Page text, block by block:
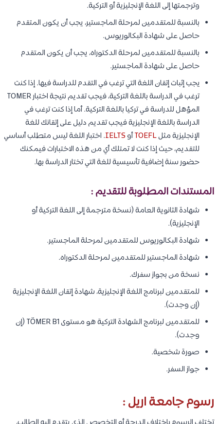
وترجمتها إلى اللغة الإنجليزية أو التركية.
بالنسبة للمتقدمين لمرحلة الماجستير، يجب أن يكون المتقدم
حاصل على شهادة البكالوريوس.
بالنسبة للمتقدمين لمرحلة الدكتوراه، يجب أن يكون المتقدم
حاصل على شهادة الماجستير.
يجب إثبات إتقان اللغة التي ترغب في التقدم للدراسة فيها. إذا كنت
ترغب في الدراسة باللغة التركية، فيجب تقديم نتيجة اختبار TOMER
المؤهل للدراسة في تركيا باللغة التركية. أما إذا كنت ترغب في
الدراسة باللغة الإنجليزية فيجب تقديم دليل على إتقانك للغة
الإنجليزية مثلTOEFLأوIELTS. اختبار اللغة ليس متطلب أساسي
للتقديم، حيث إذا كنت لا تمتلك أي من هذه الاختبارات فيمكنك
حضور سنة إضافية تأسيسية للغة التي تختار الدراسة بها.
المستندات المطلوبة للتقديم :
شهادة الثانوية العامة (نسخة مترجمة إلى اللغة التركية أو
الإنجليزية).
شهادة البكالوريوس للمتقدمين لمرحلة الماجستير.
شهادة الماجستير للمتقدمين لمرحلة الدكتوراه.
نسخة من بجواز سفرك.
للمتقدمين لبرنامج اللغة الإنجليزية، شهادة إتقان اللغة الإنجليزية
(إن وجدت).
للمتقدمين لبرنامج الشهادة التركية هو مستوى TÖMER B1 (إن
وجدت).
صورة شخصية.
جواز السفر.
رسوم جامعة اريل :